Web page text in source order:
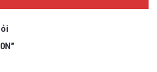
bằng chất liệu đặc biệt tạo cảm